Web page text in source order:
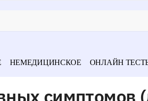
НЕМЕДИЦИНСКОЕ ОНЛАЙН
симптомов